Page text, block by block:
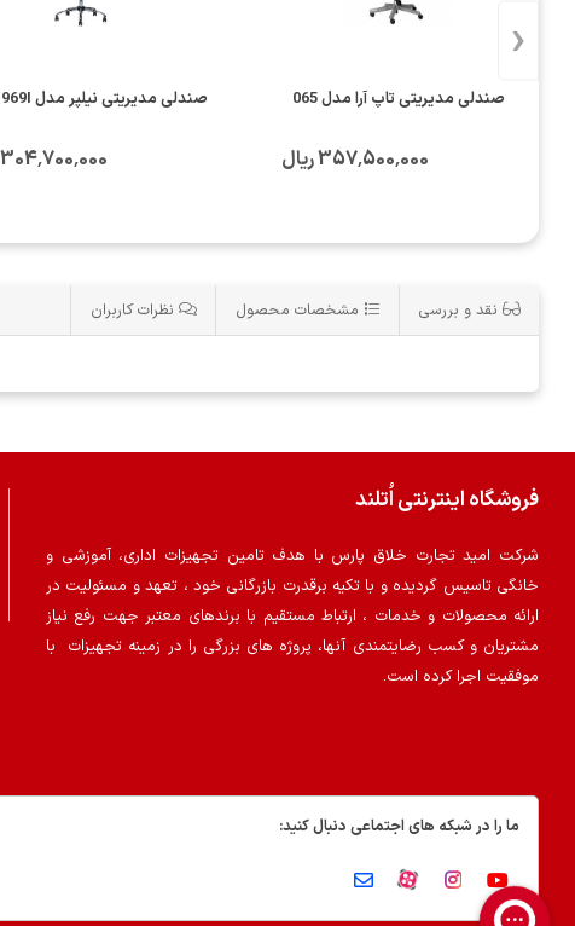
صندلی مدیریتی تاپ آرا مدل 065
357٬500٬000 ریال
صندلی مدیریتی نیلپر مدل NOCM969I
304٬700٬000 ریال
‹
نقد و بررسی مشخصات محصول نظرات کاربران
فروشگاه اینترنتی اُتلند
شرکت امید تجارت خلاق پارس با هدف تامین تجهیزات اداری، آموزشی و
خانگی تاسیس گردیده و با تکیه برقدرت بازرگانی خود ، تعهد و مسئولیت در
ارائه محصولات و خدمات ، ارتباط مستقیم با برندهای معتبر جهت رفع نیاز
مشتریان و کسب رضایتمندی آنها، پروژه های بزرگی را در زمینه تجهیزات با
موفقیت اجرا کرده است.
ما را در شبکه های اجتماعی دنبال کنید: